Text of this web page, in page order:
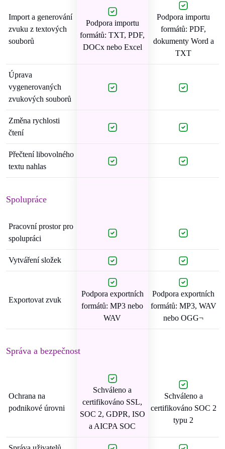
Import a generování
zvuku z textových
souborů
Podpora importu
formátů: TXT, PDF,
DOCx nebo Excel
Podpora importu
formátů: PDF,
dokumenty Word a
TXT
Úprava
vygenerovaných
zvukových souborů
Změna rychlosti
čtení
Přečtení libovolného
textu nahlas
Spolupráce
Pracovní prostor pro
spolupráci
Vytváření složek
Exportovat zvuk
Podpora exportních
formátů: MP3 nebo
WAV
Podpora exportních
formátů: MP3, WAV
nebo OGG¬
Správa a bezpečnost
Ochrana na
podnikové úrovni
Schváleno a
certifikováno SSL,
SOC 2, GDPR, ISO
a AICPA SOC
Schváleno a
certifikováno SOC 2
typu 2